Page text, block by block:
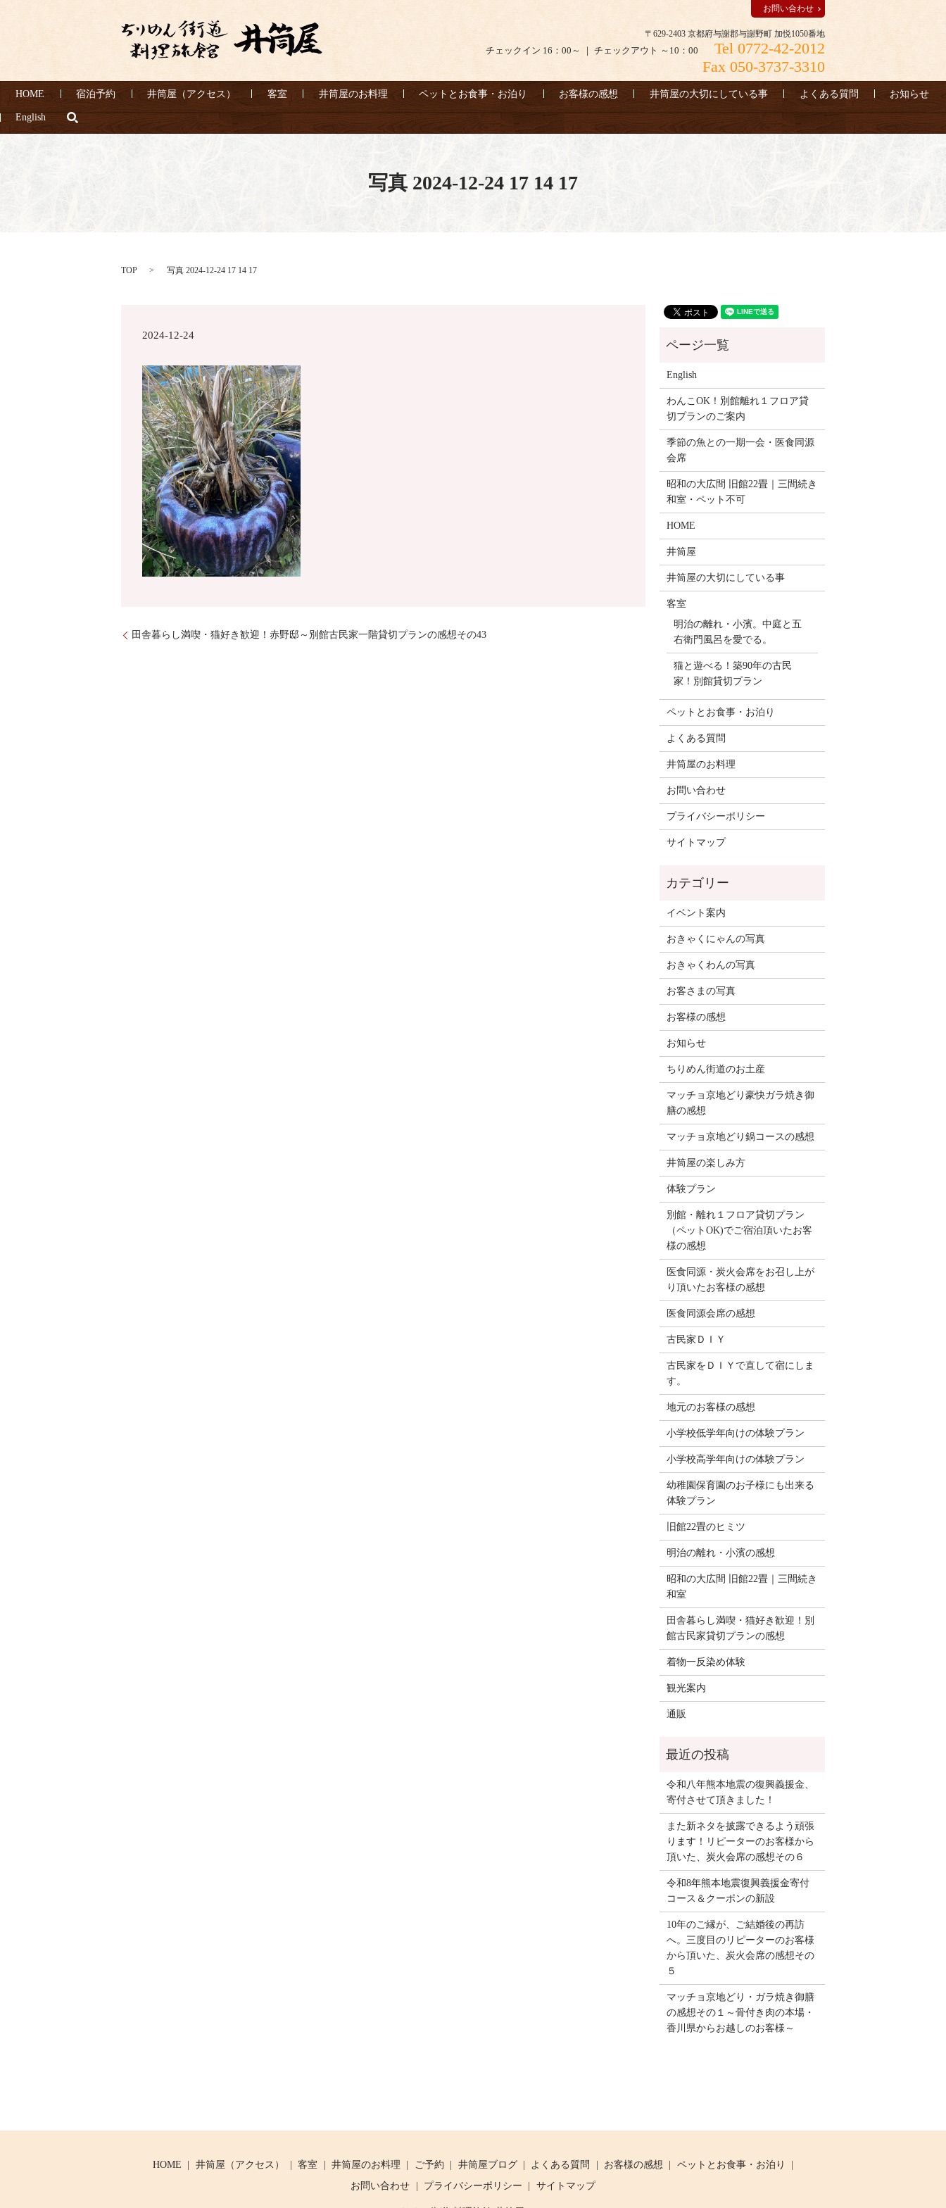
〒629-2403 京都府与謝郡与謝野町 加悦1050番地
チェックイン 16：00～ ｜ チェックアウト ～10：00
Tel 0772-42-2012
Fax 050-3737-3310
お問い合わせ
HOME 宿泊予約 井筒屋（アクセス） 客室 井筒屋のお料理 ペットとお食事・お泊り お客様の感想 井筒屋の大切にしている事 よくある質問 お知らせ
English
写真 2024-12-24 17 14 17
TOP 写真 2024-12-24 17 14 17
2024-12-24
田舎暮らし満喫・猫好き歓迎！赤野邸～別館古民家一階貸切プランの感想その43
English
わんこOK！別館離れ１フロア貸
切プランのご案内
季節の魚との一期一会・医食同源
会席
昭和の大広間 旧館22畳｜三間続き
和室・ペット不可
HOME
井筒屋
井筒屋の大切にしている事
客室
明治の離れ・小濱。中庭と五
右衛門風呂を愛でる。
猫と遊べる！築90年の古民
家！別館貸切プラン
ペットとお食事・お泊り
よくある質問
井筒屋のお料理
お問い合わせ
プライバシーポリシー
サイトマップ
イベント案内
おきゃくにゃんの写真
おきゃくわんの写真
お客さまの写真
お客様の感想
お知らせ
ちりめん街道のお土産
マッチョ京地どり豪快ガラ焼き御
膳の感想
マッチョ京地どり鍋コースの感想
井筒屋の楽しみ方
体験プラン
別館・離れ１フロア貸切プラン
（ペットOK)でご宿泊頂いたお客
様の感想
医食同源・炭火会席をお召し上が
り頂いたお客様の感想
医食同源会席の感想
古民家ＤＩＹ
古民家をＤＩＹで直して宿にしま
す。
地元のお客様の感想
小学校低学年向けの体験プラン
小学校高学年向けの体験プラン
幼稚園保育園のお子様にも出来る
体験プラン
旧館22畳のヒミツ
明治の離れ・小濱の感想
昭和の大広間 旧館22畳｜三間続き
和室
田舎暮らし満喫・猫好き歓迎！別
館古民家貸切プランの感想
着物一反染め体験
観光案内
通販
令和八年熊本地震の復興義援金、
寄付させて頂きました！
また新ネタを披露できるよう頑張
ります！リピーターのお客様から
頂いた、炭火会席の感想その６
令和8年熊本地震復興義援金寄付
コース＆クーポンの新設
10年のご縁が、ご結婚後の再訪
へ。三度目のリピーターのお客様
から頂いた、炭火会席の感想その
５
マッチョ京地どり・ガラ焼き御膳
の感想その１～骨付き肉の本場・
香川県からお越しのお客様～
HOME 井筒屋（アクセス） 客室 井筒屋のお料理 ご予約 井筒屋ブログ よくある質問 お客様の感想
ペットとお食事・お泊り
お問い合わせ
プライバシーポリシー サイトマップ